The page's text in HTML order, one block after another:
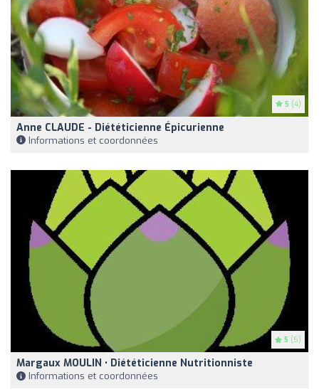
5 (4)
Anne CLAUDE - Diététicienne Épicurienne
Informations et coordonnées
5 (5)
Margaux MOULIN • Diététicienne Nutritionniste
Informations et coordonnées